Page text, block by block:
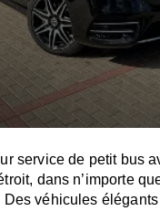
service de petit bus
dans n’importe
Des véhicules